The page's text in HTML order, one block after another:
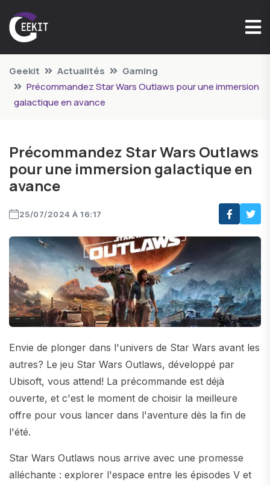
Geekit Actualités
Gaming
Précommandez Star Wars Outlaws pour une immersion
galactique en avance
Précommandez Star Wars Outlaws
pour une immersion galactique en
avance
25/07/2024 À 16:17
Envie de plonger dans l'univers de Star Wars avant les
autres? Le jeu Star Wars Outlaws, développé par
Ubisoft, vous attend! La précommande est déjà
ouverte, et c'est le moment de choisir la meilleure
offre pour vous lancer dans l'aventure dès la fin de
l'été.
Star Wars Outlaws nous arrive avec une promesse
alléchante : explorer l'espace entre les épisodes V et